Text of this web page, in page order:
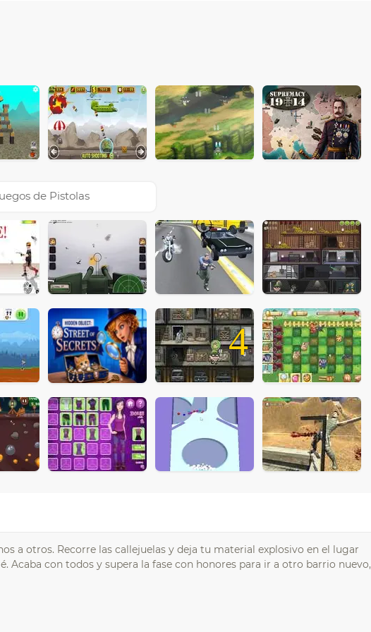
de Pistolas
4
a otros. Recorre las callejuelas y deja tu material explosivo en el lugar
Acaba con todos y supera la fase con honores para ir a otro barrio nuevo,